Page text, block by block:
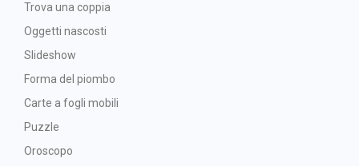
Trova una coppia
Oggetti nascosti
Slideshow
Forma del piombo
Carte a fogli mobili
Puzzle
Oroscopo